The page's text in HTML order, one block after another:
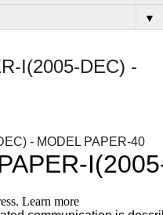
▼
I(2005-DEC) -
- MODEL PAPER-40